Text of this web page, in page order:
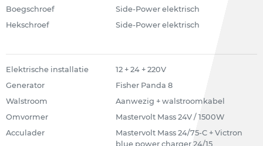
Boegschroef
Side-Power elektrisch
Hekschroef
Side-Power elektrisch
Elektrische installatie
12 + 24 + 220V
Generator
Fisher Panda 8
Walstroom
Aanwezig + walstroomkabel
Omvormer
Mastervolt Mass 24V / 1500W
Acculader
Mastervolt Mass 24/75-C + Victron
blue power charger 24/15